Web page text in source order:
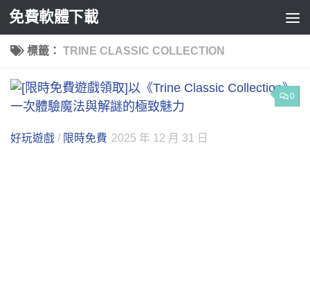
Skip to content
免費軟體下載
標籤： TRINE CLASSIC COLLECTION
0
好玩遊戲 / 限時免費 2025 年 12 月 31 日